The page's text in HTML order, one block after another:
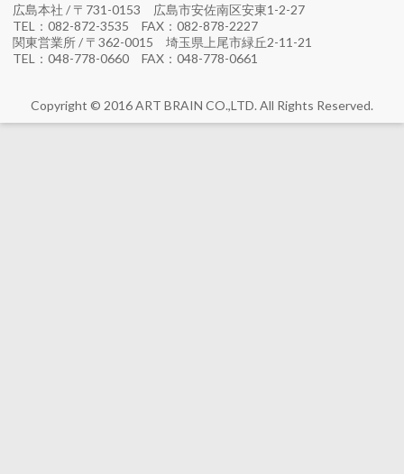
広島本社 / 〒731-0153 広島市安佐南区安東1-2-27
TEL：082-872-3535 FAX：082-878-2227
関東営業所 / 〒362-0015 埼玉県上尾市緑丘2-11-21
TEL：048-778-0660 FAX：048-778-0661
Copyright © 2016 ART BRAIN CO.,LTD. All Rights Reserved.